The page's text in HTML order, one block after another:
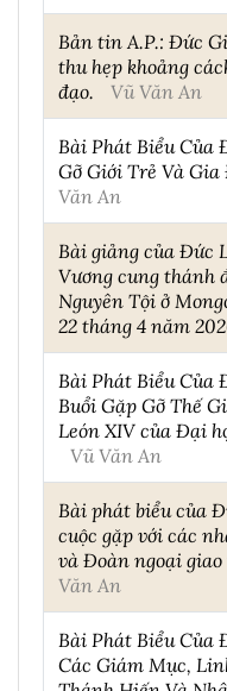
Bản tin A.P.: Đức
thu hẹp khoảng
đạo.
Vũ Văn An
Bài Phát Biểu Của
Gỡ Giới Trẻ Và
Văn An
Bài giảng của Đức
Vương cung thánh
Nguyên Tội ở
22 tháng 4 năm
Bài Phát Biểu Của
Buổi Gặp Gỡ Thế
León XIV của Đại
Vũ Văn An
Bài phát biểu của
cuộc gặp với các
và Đoàn ngoại
Văn An
Bài Phát Biểu Của
Các Giám Mục,